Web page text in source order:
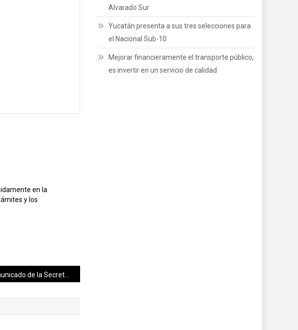
en la
y los
Alvarado Sur
Yucatán presenta a sus tres selecciones para
el Nacional Sub-10
Mejorar financieramente el transporte público,
es invertir en un servicio de calidad